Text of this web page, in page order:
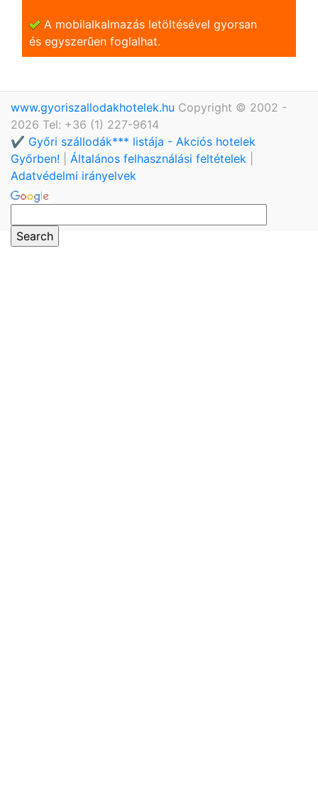
A mobilalkalmazás letöltésével gyorsan
és egyszerũen foglalhat.
www.gyoriszallodakhotelek.hu Copyright © 2002 -
2026 Tel: +36 (1) 227-9614
✔️ Győri szállodák*** listája - Akciós hotelek
Győrben!
Általános felhasználási feltételek
Adatvédelmi irányelvek